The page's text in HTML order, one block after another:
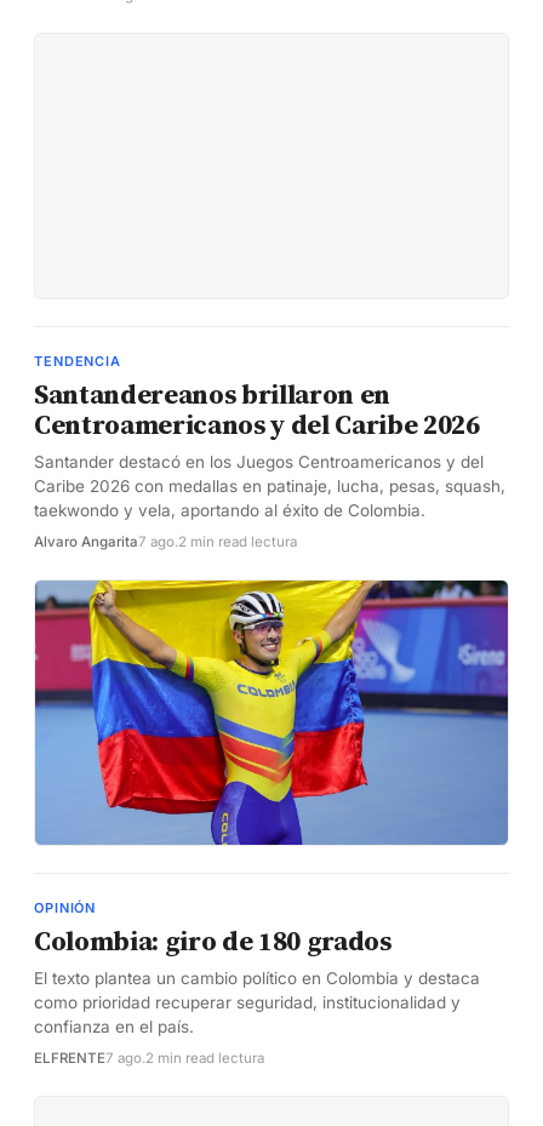
TENDENCIA
Santandereanos brillaron en
Centroamericanos y del Caribe 2026
Santander destacó en los Juegos Centroamericanos y del
Caribe 2026 con medallas en patinaje, lucha, pesas, squash,
taekwondo y vela, aportando al éxito de Colombia.
Alvaro Angarita7 ago.2 min read lectura
OPINIÓN
Colombia: giro de 180 grados
El texto plantea un cambio político en Colombia y destaca
como prioridad recuperar seguridad, institucionalidad y
confianza en el país.
ELFRENTE7 ago.2 min read lectura